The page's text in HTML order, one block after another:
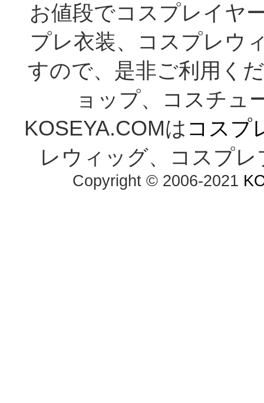
お値段でコスプレイヤ
プレ衣装、コスプレウ
すので、是非ご利用く
ョップ、コスチュ
KOSEYA.COMは コスプ
レウィッグ、コスプ
Copyright © 2006-2021